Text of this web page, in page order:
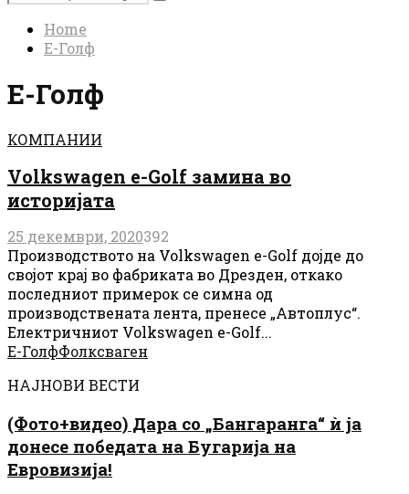
for:
Search
Home
Е-Голф
Е-Голф
КОМПАНИИ
Volkswagen e-Golf замина во
историјата
25 декември, 2020392
Производството на Volkswagen e-Golf дојде до
својот крај во фабриката во Дрезден, откако
последниот примерок се симна од
производствената лента, пренесе „Автоплус“.
Електричниот Volkswagen e-Golf...
Е-ГолфФолксваген
НАЈНОВИ ВЕСТИ
(Фото+видео) Дара со „Бангаранга“ ѝ ја
донесе победата на Бугарија на
Евровизија!